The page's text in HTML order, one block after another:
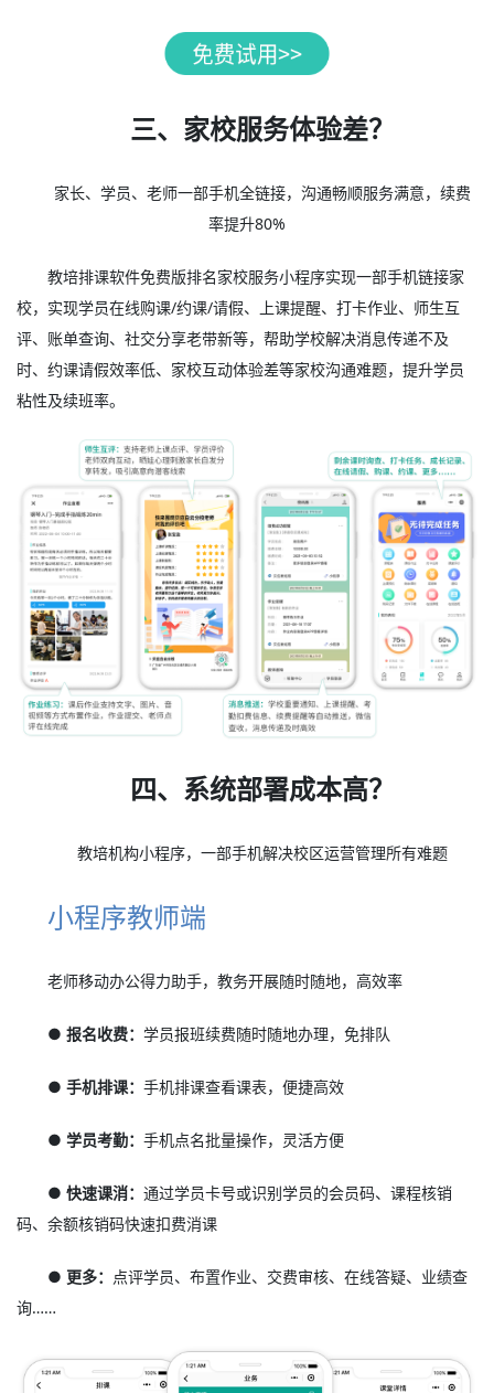
三、家校服务体验差？
家长、学员、老师一部手机全链接，沟通畅顺服务满意，续费
率提升80%
教培排课软件免费版排名家校服务小程序实现一部手机链接家
校，实现学员在线购课/约课/请假、上课提醒、打卡作业、师生互
评、账单查询、社交分享老带新等，帮助学校解决消息传递不及
时、约课请假效率低、家校互动体验差等家校沟通难题，提升学员
粘性及续班率。
四、系统部署成本高？
教培机构小程序，一部手机解决校区运营管理所有难题
小程序教师端
老师移动办公得力助手，教务开展随时随地，高效率
● 报名收费：学员报班续费随时随地办理，免排队
● 手机排课：手机排课查看课表，便捷高效
● 学员考勤：手机点名批量操作，灵活方便
● 快速课消：通过学员卡号或识别学员的会员码、课程核销
码、余额核销码快速扣费消课
● 更多： 点评学员、布置作业、交费审核、在线答疑、业绩查
询……